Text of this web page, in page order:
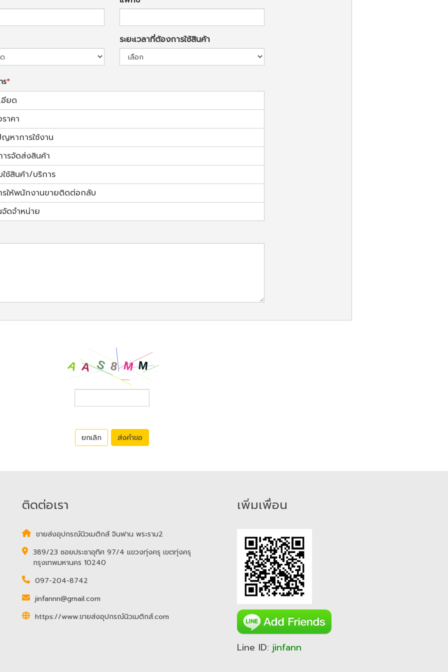
ระยะเวลาที่ต้องการใช้สินค้า
ร
อียด
ราคา
หาการใช้งาน
รจัดส่งสินค้า
ช้สินค้า/บริการ
ให้พนักงานขายติดต่อกลับ
ดจำหน่าย
ยกเลิก ส่งคำขอ
ติดต่อเรา
ขายส่งอุปกรณ์นิวเมติกส์ จินฟาน พระราม2
389/23 ซอยประชาอุทิศ 97/4 แขวงทุ่งครุ เขตทุ่งครุ
กรุงเทพมหานคร 10240
097-204-8742
jinfannn@gmail.com
https://www.ขายส่งอุปกรณ์นิวเมติกส์.com
เพิ่มเพื่อน
Line ID: jinfann